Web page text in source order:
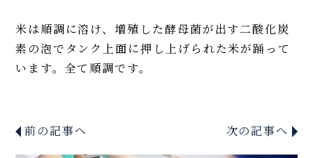
米は順調に溶け、増殖した酵母菌が出す二酸化炭
素の泡でタンク上面に押し上げられた米が踊って
います。全て順調です。
前の記事へ 次の記事へ